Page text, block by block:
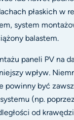
płaskich w
system
balastem.
paneli PV na
wpływ.
powinny być
(np.
od